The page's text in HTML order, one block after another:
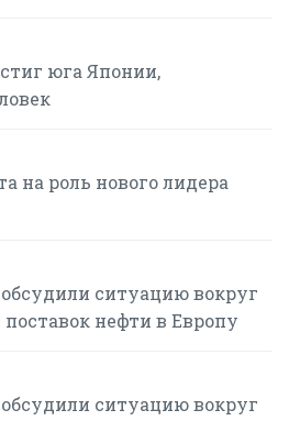
юга Японии,
на роль нового лидера
ситуацию вокруг
нефти в Европу
ситуацию вокруг